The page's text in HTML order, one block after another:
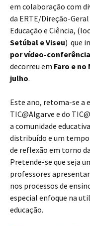
em colaboração com
da ERTE/Direção-
Educação e Ciência,
Setúbal e Viseu) que
por vídeo-conferência
decorreu em Faro e no
julho.
Este ano, retoma-se a
TIC@Algarve e do
a comunidade
distribuído e um
de reflexão em torno
Pretende-se que seja
professores
nos processos de
especial enfoque na
educação.